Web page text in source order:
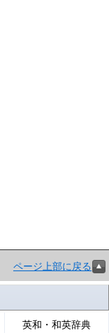
ページ上部に戻る
英和・和英辞典